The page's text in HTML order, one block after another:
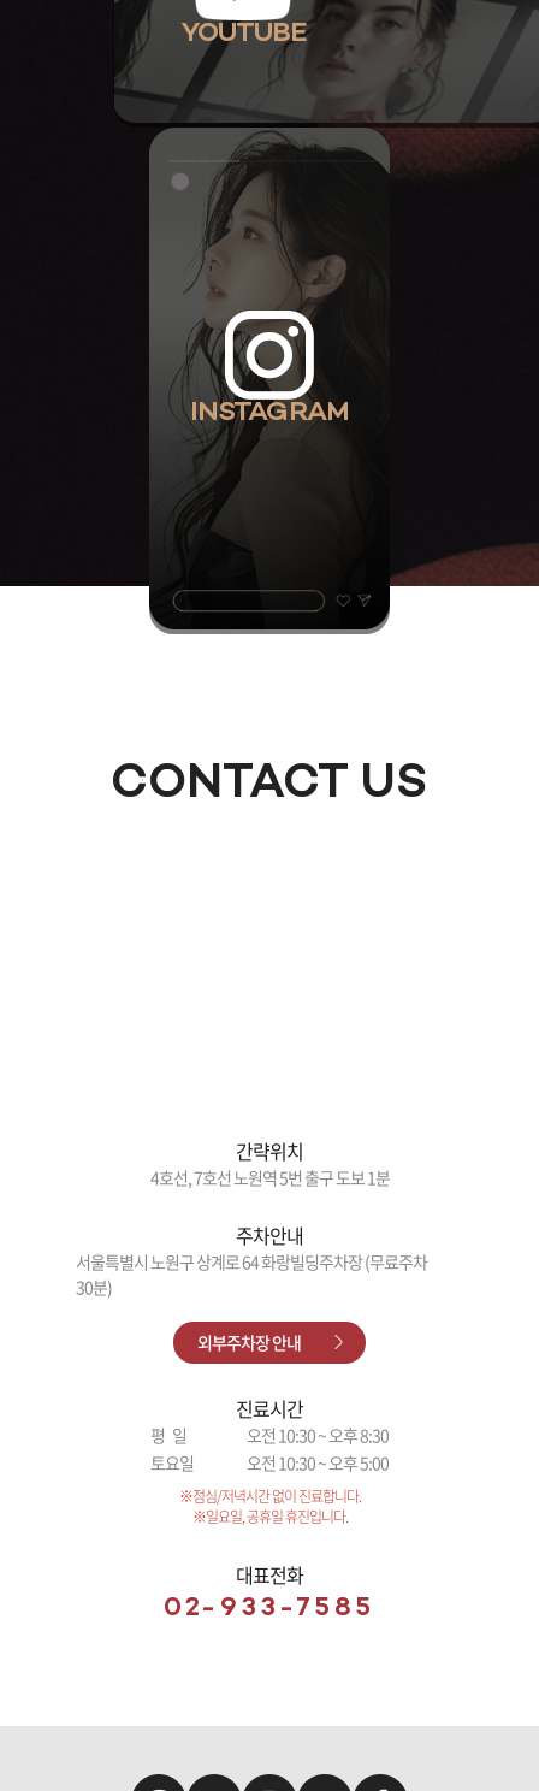
YOUTUBE
INSTAGRAM
CONTACT US
간략위치
4호선, 7호선 노원역 5번 출구 도보 1분
주차안내
서울특별시 노원구 상계로 64 화랑빌딩주차장 (무료주차
30분)
외부주차장 안내
진료시간
평 일
오전 10:30 ~ 오후 8:30
토요일
오전 10:30 ~ 오후 5:00
※점심/저녁시간 없이 진료합니다.
※일요일, 공휴일 휴진입니다.
대표전화
02-933-7585